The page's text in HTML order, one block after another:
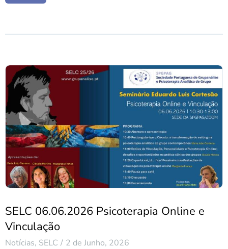
SELC 06.06.2026 Psicoterapia Online e
Vinculação
Notícias, SELC 2 de Junho, 2026